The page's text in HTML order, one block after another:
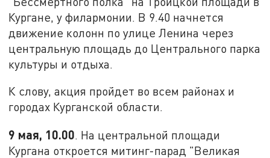
Кургане, у филармонии. В 9.40 начнется
движение колонн по улице Ленина через
центральную площадь до Центрального парка
культуры и отдыха.
К слову, акция пройдет во всем районах и
городах Курганской области.
9 мая, 10.00. На центральной площади
Кургана откроется митинг-парад "Великая